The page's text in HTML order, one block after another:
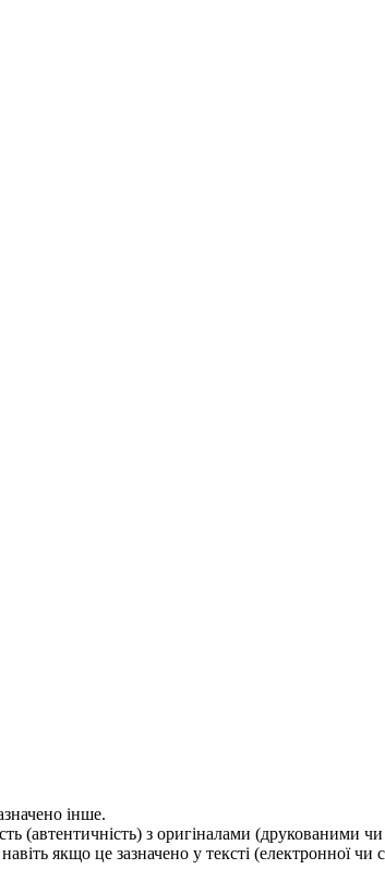
інше.
(автентичність) з оригіналами (друкованими
якщо це зазначено у тексті (електронної чи